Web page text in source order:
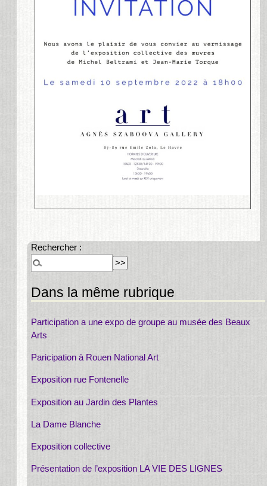
Rechercher :
Dans la même rubrique
Participation a une expo de groupe au musée des Beaux
Arts
Paricipation à Rouen National Art
Exposition rue Fontenelle
Exposition au Jardin des Plantes
La Dame Blanche
Exposition collective
Présentation de l’exposition LA VIE DES LIGNES